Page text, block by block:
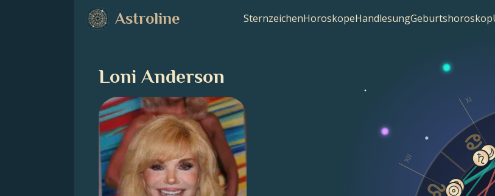
Astroline SternzeichenHoroskopeHandlesungGeburtshoroskop
Loni Anderson
XI
XII